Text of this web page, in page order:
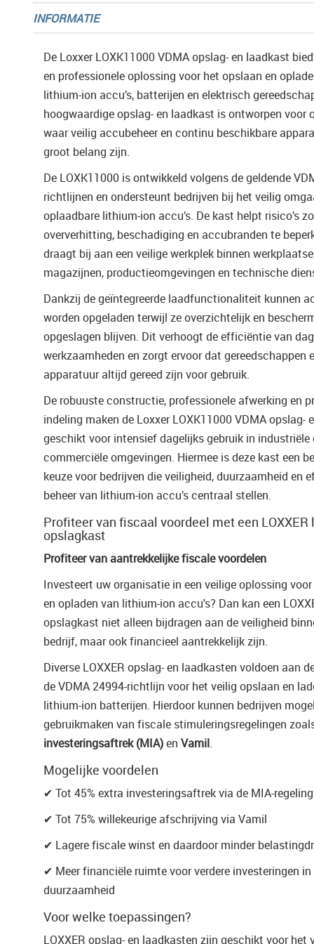
INFORMATIE
De Loxxer LOXK11000 VDMA opslag- en laadkast
en professionele oplossing voor het opslaan en
lithium-ion accu’s, batterijen en elektrisch
hoogwaardige opslag- en laadkast is ontworpen voor
waar veilig accubeheer en continu beschikbare
groot belang zijn.
De LOXK11000 is ontwikkeld volgens de geldende
richtlijnen en ondersteunt bedrijven bij het veilig
oplaadbare lithium-ion accu’s. De kast helpt risico’s
oververhitting, beschadiging en accubranden te
draagt bij aan een veilige werkplek binnen
magazijnen, productieomgevingen en technische
Dankzij de geïntegreerde laadfunctionaliteit kunnen
worden opgeladen terwijl ze overzichtelijk en
opgeslagen blijven. Dit verhoogt de efficiëntie van
werkzaamheden en zorgt ervoor dat gereedschappen
apparatuur altijd gereed zijn voor gebruik.
De robuuste constructie, professionele afwerking en
indeling maken de Loxxer LOXK11000 VDMA opslag-
geschikt voor intensief dagelijks gebruik in industriële
commerciële omgevingen. Hiermee is deze kast een
keuze voor bedrijven die veiligheid, duurzaamheid en
beheer van lithium-ion accu’s centraal stellen.
Profiteer van fiscaal voordeel met een LOXXER
opslagkast
Profiteer van aantrekkelijke fiscale voordelen
Investeert uw organisatie in een veilige oplossing
en opladen van lithium-ion accu's? Dan kan een
opslagkast niet alleen bijdragen aan de veiligheid
bedrijf, maar ook financieel aantrekkelijk zijn.
Diverse LOXXER opslag- en laadkasten voldoen aan
de VDMA 24994-richtlijn voor het veilig opslaan en
lithium-ion batterijen. Hierdoor kunnen bedrijven
gebruikmaken van fiscale stimuleringsregelingen
investeringsaftrek (MIA)en Vamil.
Mogelijke voordelen
✔ Tot 45% extra investeringsaftrek via de MIA-regeling
✔ Tot 75% willekeurige afschrijving via Vamil
✔ Lagere fiscale winst en daardoor minder
✔ Meer financiële ruimte voor verdere investeringen
duurzaamheid
Voor welke toepassingen?
LOXXER opslag- en laadkasten zijn geschikt voor het